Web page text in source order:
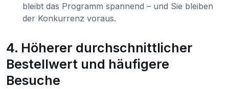
bleibt das Programm spannend – und Sie bleiben
der Konkurrenz voraus.
4. Höherer durchschnittlicher
Bestellwert und häufigere
Besuche